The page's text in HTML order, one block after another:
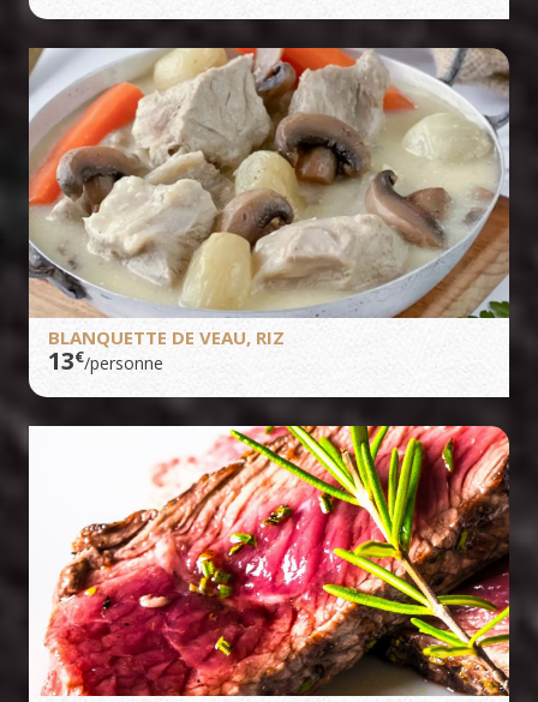
BLANQUETTE DE VEAU, RIZ
13€/personne